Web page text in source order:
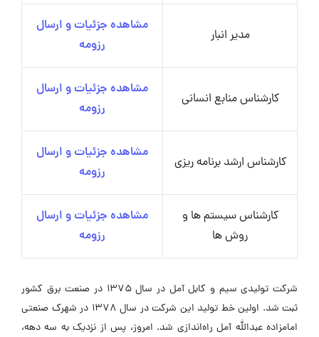
مدیر انبار
مشاهده جزئیات و ارسال
رزومه
کارشناس منابع انسانی
مشاهده جزئیات و ارسال
رزومه
کارشناس ارشد برنامه ریزی
مشاهده جزئیات و ارسال
رزومه
کارشناس سیستم ها و
روش ها
مشاهده جزئیات و ارسال
رزومه
شرکت تولیدی سیم و کابل آمل در سال 1375 در صنعت برق کشور
ثبت شد. اولین خط تولید این شرکت در سال 1378 در شهرک صنعتی
امامزاده عبدالله آمل راه‌اندازی شد. امروز، پس از نزدیک به سه دهه،